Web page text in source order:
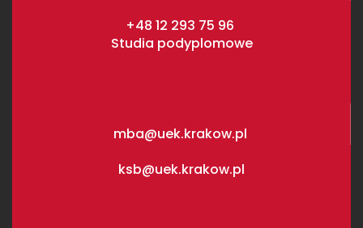
+48 12 293 75 96
Studia podyplomowe
mba@uek.krakow.pl
ksb@uek.krakow.pl